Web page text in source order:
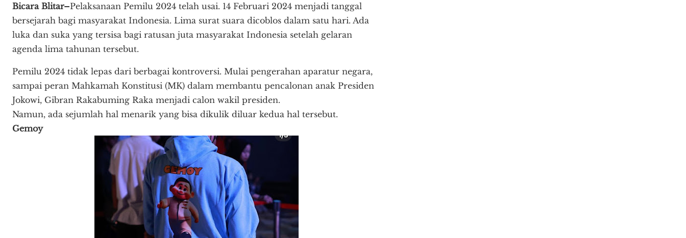
Bicara Blitar–Pelaksanaan Pemilu 2024 telah usai. 14 Februari 2024 menjadi tanggal
bersejarah bagi masyarakat Indonesia. Lima surat suara dicoblos dalam satu hari. Ada
luka dan suka yang tersisa bagi ratusan juta masyarakat Indonesia setelah gelaran
agenda lima tahunan tersebut.
Pemilu 2024 tidak lepas dari berbagai kontroversi. Mulai pengerahan aparatur negara,
sampai peran Mahkamah Konstitusi (MK) dalam membantu pencalonan anak Presiden
Jokowi, Gibran Rakabuming Raka menjadi calon wakil presiden.
Namun, ada sejumlah hal menarik yang bisa dikulik diluar kedua hal tersebut.
Gemoy